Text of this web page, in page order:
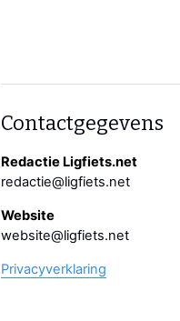
Contactgegevens
Redactie Ligfiets.net
redactie@ligfiets.net
Website
website@ligfiets.net
Privacyverklaring